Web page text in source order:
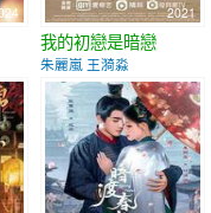
2021
我的初戀是暗戀
朱麗嵐 王漪淼